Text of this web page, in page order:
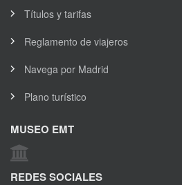
Títulos y tarifas
Reglamento de viajeros
Navega por Madrid
Plano turístico
MUSEO EMT
REDES SOCIALES